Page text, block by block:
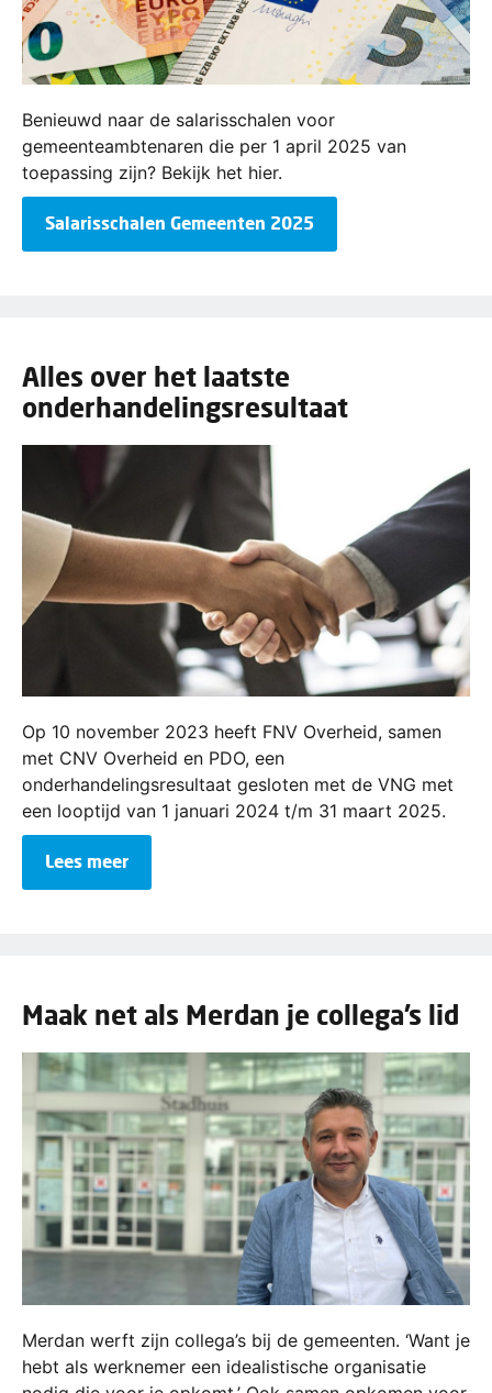
Benieuwd naar de salarisschalen voor
gemeenteambtenaren die per 1 april 2025 van
toepassing zijn? Bekijk het hier.
Salarisschalen Gemeenten 2025
Alles over het laatste
onderhandelingsresultaat
Op 10 november 2023 heeft FNV Overheid, samen
met CNV Overheid en PDO, een
onderhandelingsresultaat gesloten met de VNG met
een looptijd van 1 januari 2024 t/m 31 maart 2025.
Lees meer
Maak net als Merdan je collega’s lid
Merdan werft zijn collega’s bij de gemeenten. ‘Want je
hebt als werknemer een idealistische organisatie